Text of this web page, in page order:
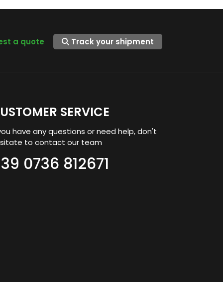
a quote Track your shipment
SERVICE
have any questions or need help, don't
to contact our team
0736 812671